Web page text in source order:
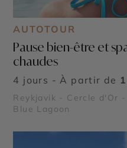
AUTOTOUR
Pause bien-être et
chaudes
4 jours - À partir de
Reykjavik - Cercle d'Or
Blue Lagoon